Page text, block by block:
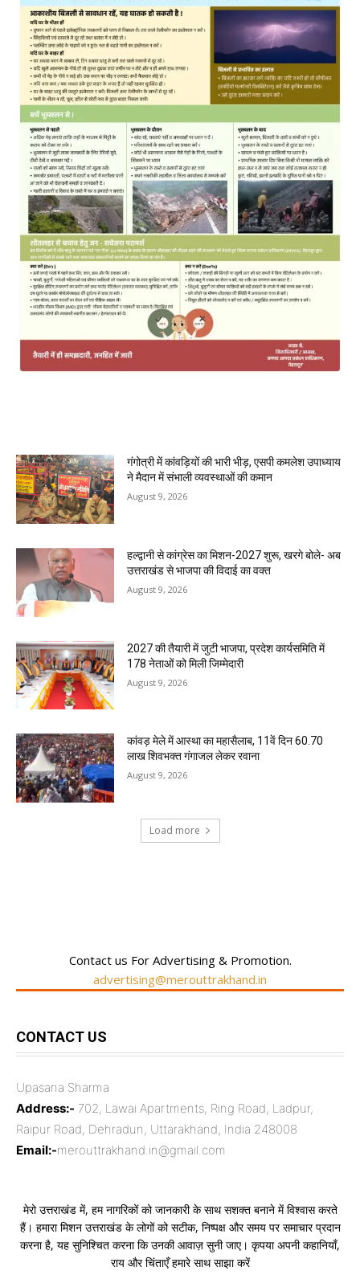
गंगोत्री में कांवड़ियों की भारी भीड़, एसपी कमलेश उपाध्याय
ने मैदान में संभाली व्यवस्थाओं की कमान
August 9, 2026
हल्द्वानी से कांग्रेस का मिशन-2027 शुरू, खरगे बोले- अब
उत्तराखंड से भाजपा की विदाई का वक्त
August 9, 2026
2027 की तैयारी में जुटी भाजपा, प्रदेश कार्यसमिति में
178 नेताओं को मिली जिम्मेदारी
August 9, 2026
कांवड़ मेले में आस्था का महासैलाब, 11वें दिन 60.70
लाख शिवभक्त गंगाजल लेकर रवाना
August 9, 2026
Load more
Contact us For Advertising & Promotion.
advertising@merouttrakhand.in
CONTACT US
Upasana Sharma
Address:- 702, Lawai Apartments, Ring Road, Ladpur,
Raipur Road, Dehradun, Uttarakhand, India 248008
Email:-merouttrakhand.in@gmail.com
मेरो उत्तराखंड में, हम नागरिकों को जानकारी के साथ सशक्त बनाने में विश्वास करते
हैं। हमारा मिशन उत्तराखंड के लोगों को सटीक, निष्पक्ष और समय पर समाचार प्रदान
करना है, यह सुनिश्चित करना कि उनकी आवाज़ सुनी जाए। कृपया अपनी कहानियाँ,
राय और चिंताएँ हमारे साथ साझा करें